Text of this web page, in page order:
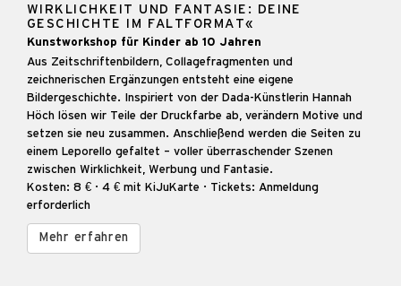
WIRKLICHKEIT UND FANTASIE: DEINE
GESCHICHTE IM FALTFORMAT«
Kunstworkshop für Kinder ab 10 Jahren
Aus Zeitschriftenbildern, Collagefragmenten und
zeichnerischen Ergänzungen entsteht eine eigene
Bildergeschichte. Inspiriert von der Dada-Künstlerin Hannah
Höch lösen wir Teile der Druckfarbe ab, verändern Motive und
setzen sie neu zusammen. Anschließend werden die Seiten zu
einem Leporello gefaltet – voller überraschender Szenen
zwischen Wirklichkeit, Werbung und Fantasie.
Kosten: 8 € · 4 € mit KiJuKarte · Tickets: Anmeldung
erforderlich
Mehr erfahren